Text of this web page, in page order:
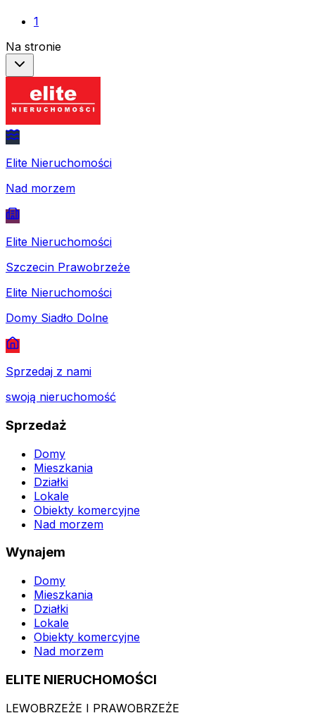
1
Na stronie
Elite Nieruchomości
Nad morzem
Elite Nieruchomości
Szczecin Prawobrzeże
Elite Nieruchomości
Domy Siadło Dolne
Sprzedaj z nami
swoją nieruchomość
Sprzedaż
Domy
Mieszkania
Działki
Lokale
Obiekty komercyjne
Nad morzem
Wynajem
Domy
Mieszkania
Działki
Lokale
Obiekty komercyjne
Nad morzem
ELITE NIERUCHOMOŚCI
LEWOBRZEŻE I PRAWOBRZEŻE